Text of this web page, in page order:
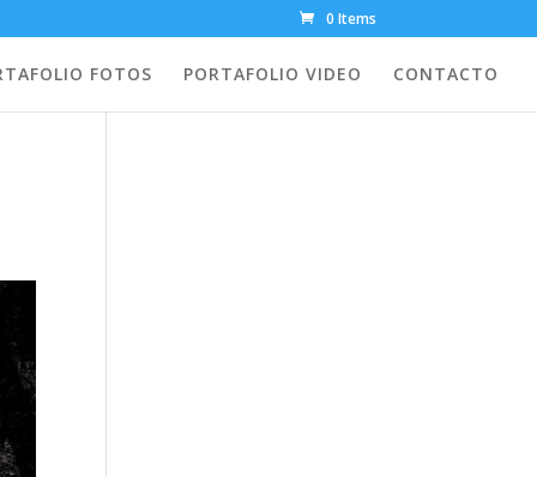
0 Items
FOTOS PORTAFOLIO VIDEO CONTACTO